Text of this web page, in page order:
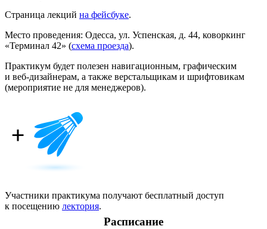
Страница лекций на фейсбуке.
Место проведения: Одесса, ул. Успенская, д. 44, коворкинг
«Терминал 42» (схема проезда).
Практикум будет полезен навигационным, графическим
и веб-дизайнерам, а также верстальщикам и шрифтовикам
(мероприятие не для менеджеров).
Участники практикума получают бесплатный доступ
к посещению лектория.
Расписание